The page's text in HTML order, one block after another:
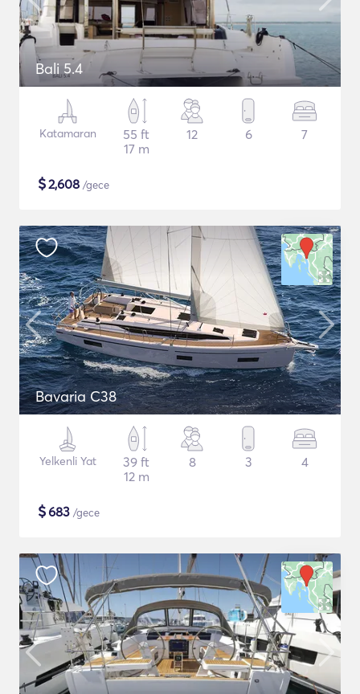
Bali 5.4
Katamaran
55 ft
17 m
12 6 7
$2,608 /gece
Bavaria C38
Yelkenli Yat
39 ft
12 m
8 3 4
$683 /gece